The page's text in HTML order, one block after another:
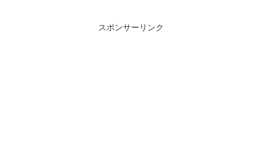
スポンサーリンク